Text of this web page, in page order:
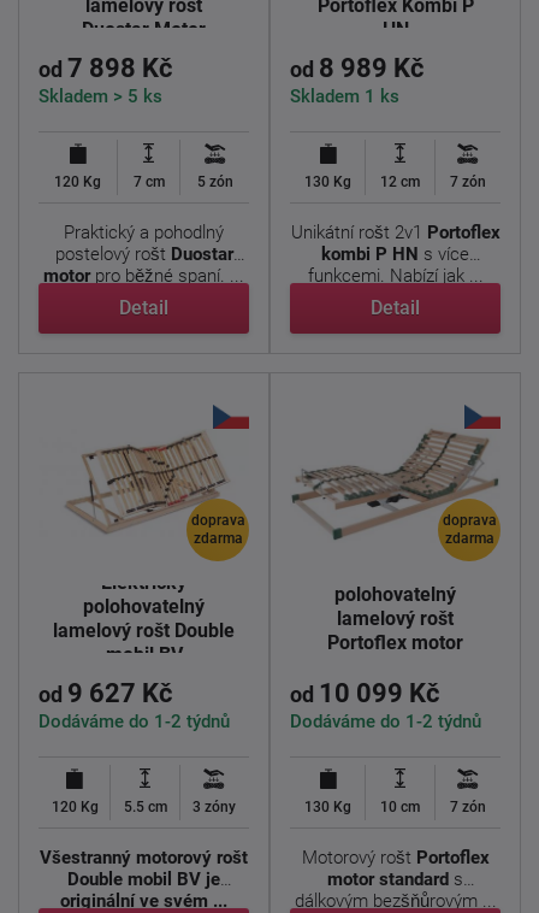
lamelový rošt
Duostar Motor
od 7 898 Kč
Skladem > 5 ks
120 Kg 7 cm 5 zón
Praktický a pohodlný
postelový rošt Duostar
motor pro běžné spaní. ...
Detail
Portoflex Kombi P
HN
od 8 989 Kč
Skladem 1 ks
130 Kg 12 cm 7 zón
Unikátní rošt 2v1 Portoflex
kombi P HN s více
funkcemi. Nabízí jak ...
Detail
doprava
zdarma
Elektricky
polohovatelný
lamelový rošt Double
mobil BV
od 9 627 Kč
Dodáváme do 1-2 týdnů
120 Kg 5.5 cm 3 zóny
Všestranný motorový rošt
Double mobil BV je
originální ve svém ...
doprava
zdarma
polohovatelný
lamelový rošt
Portoflex motor
od 10 099 Kč
Dodáváme do 1-2 týdnů
130 Kg 10 cm 7 zón
Motorový rošt Portoflex
motor standard s
dálkovým bezšňůrovým ...